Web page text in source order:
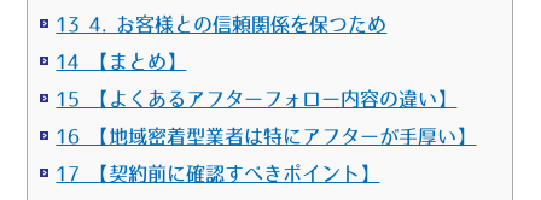
13 4. お客様との信頼関係を保つため
14 【まとめ】
15 【よくあるアフターフォロー内容の違い】
16 【地域密着型業者は特にアフターが手厚い】
17 【契約前に確認すべきポイント】